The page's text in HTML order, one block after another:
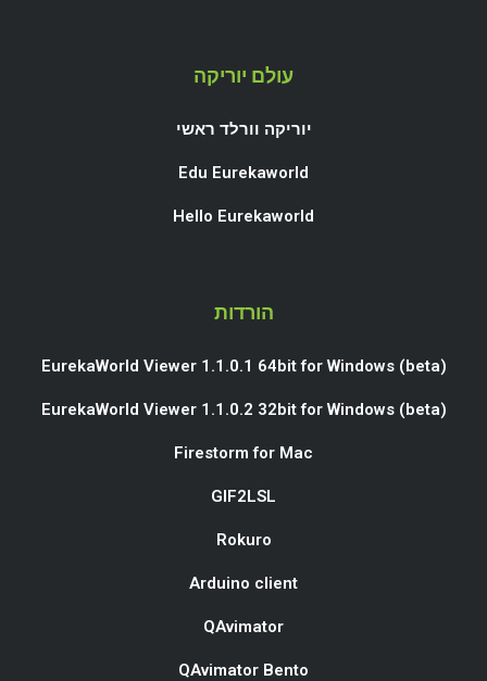
עולם יוריקה
יוריקה וורלד ראשי
Edu Eurekaworld
Hello Eurekaworld
הורדות
EurekaWorld Viewer 1.1.0.1 64bit for Windows (beta)
EurekaWorld Viewer 1.1.0.2 32bit for Windows (beta)
Firestorm for Mac
GIF2LSL
Rokuro
Arduino client
QAvimator
QAvimator Bento